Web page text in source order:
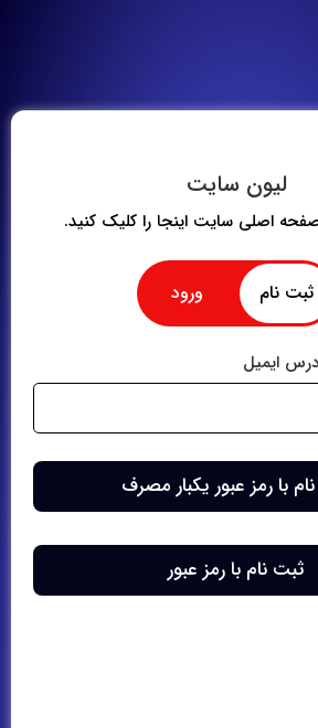
لیون سایت
اصلی سایت اینجا را کلیک کنید.
ثبت نام ورود
ایمیل
با رمز عبور یکبار مصرف
ثبت نام با رمز عبور
ایمیل